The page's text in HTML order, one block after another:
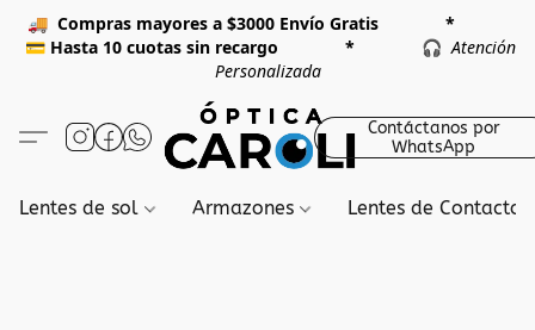
🚚 Compras mayores a $3000 Envío Gratis *
💳 Hasta 10 cuotas sin recargo * 🎧Atención
Personalizada
Contáctanos por
WhatsApp
Lentes de sol Armazones Lentes de Contacto